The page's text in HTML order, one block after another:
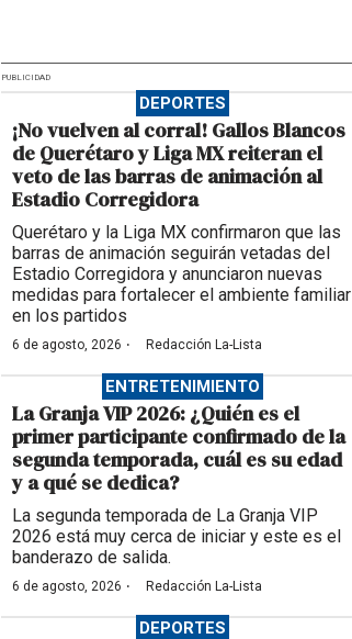
PUBLICIDAD
DEPORTES
¡No vuelven al corral! Gallos Blancos
de Querétaro y Liga MX reiteran el
veto de las barras de animación al
Estadio Corregidora
Querétaro y la Liga MX confirmaron que las
barras de animación seguirán vetadas del
Estadio Corregidora y anunciaron nuevas
medidas para fortalecer el ambiente familiar
en los partidos
6 de agosto, 2026 · Redacción La-Lista
ENTRETENIMIENTO
La Granja VIP 2026: ¿Quién es el
primer participante confirmado de la
segunda temporada, cuál es su edad
y a qué se dedica?
La segunda temporada de La Granja VIP
2026 está muy cerca de iniciar y este es el
banderazo de salida.
6 de agosto, 2026 · Redacción La-Lista
DEPORTES